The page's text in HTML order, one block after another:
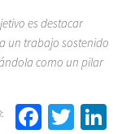
es destacar
un trabajo sostenido
como un pilar